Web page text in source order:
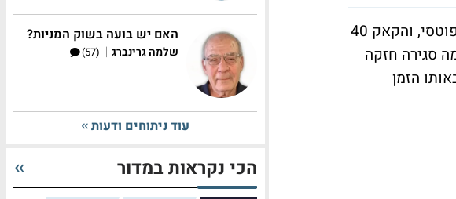
יום המסחר האחרון לשבוע באירופה ננעל בעליות שערים. הדאקס עלה 0.6% כמו גם הפוטסי, והקאק 40
סיים בעלייה חדה של 1.1%. אמש נרשמה סגירה חזקה
עלה באותו הזמן
האם יש בועה בשוק המניות?
שלמה גרינברג |
(57)
עוד ניתוחים ודעות
הכי נקראות במדור